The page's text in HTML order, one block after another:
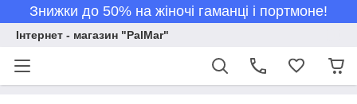
Знижки до 50% на жіночі гаманці і портмоне!
Інтернет - магазин "PalMar"